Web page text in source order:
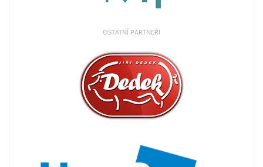
OSTATNÍ PARTNEŘI